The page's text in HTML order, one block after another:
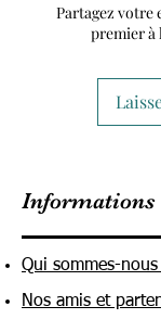
Partagez votre
premier à
Informations
Qui sommes-nous
Nos amis et